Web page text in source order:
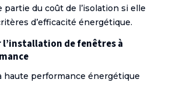
partie du coût de l’isolation si elle
d’efficacité énergétique.
l’installation de fenêtres à
haute performance énergétique